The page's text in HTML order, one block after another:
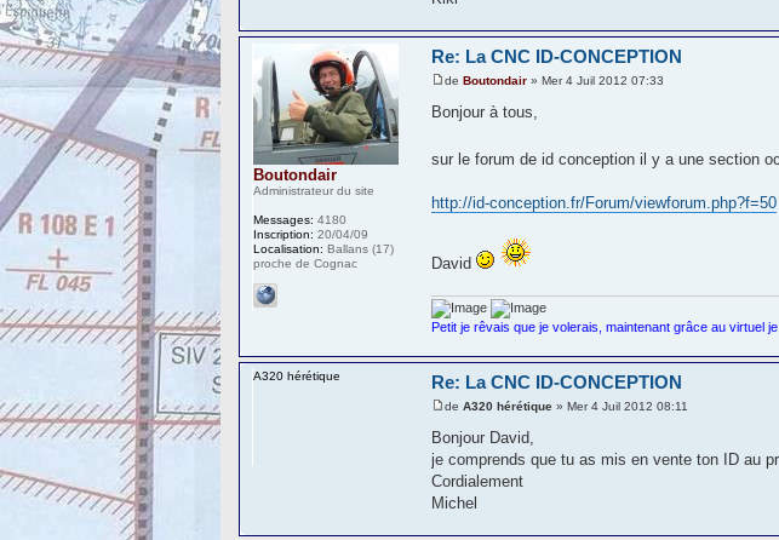
Re: La CNC ID-CONCEPTION
deBoutondair » Mer 4 Juil 2012 07:33
Bonjour à tous,
sur le forum de id conception il y a une section
http://id-conception.fr/Forum/viewforum.php?f=50
David
Petit je rêvais que je volerais, maintenant grâce au virtuel
Boutondair
Administrateur du site
Messages: 4180
Inscription: 20/04/09
Localisation: Ballans (17)
proche de Cognac
Re: La CNC ID-CONCEPTION
deA320 hérétique » Mer 4 Juil 2012 08:11
Bonjour David,
je comprends que tu as mis en vente ton ID au
Cordialement
Michel
A320 hérétique